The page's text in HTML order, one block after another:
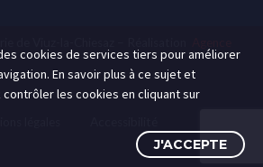
cookies de services tiers pour améliorer
En savoir plus à ce sujet et
les cookies en cliquant sur
J'ACCEPTE